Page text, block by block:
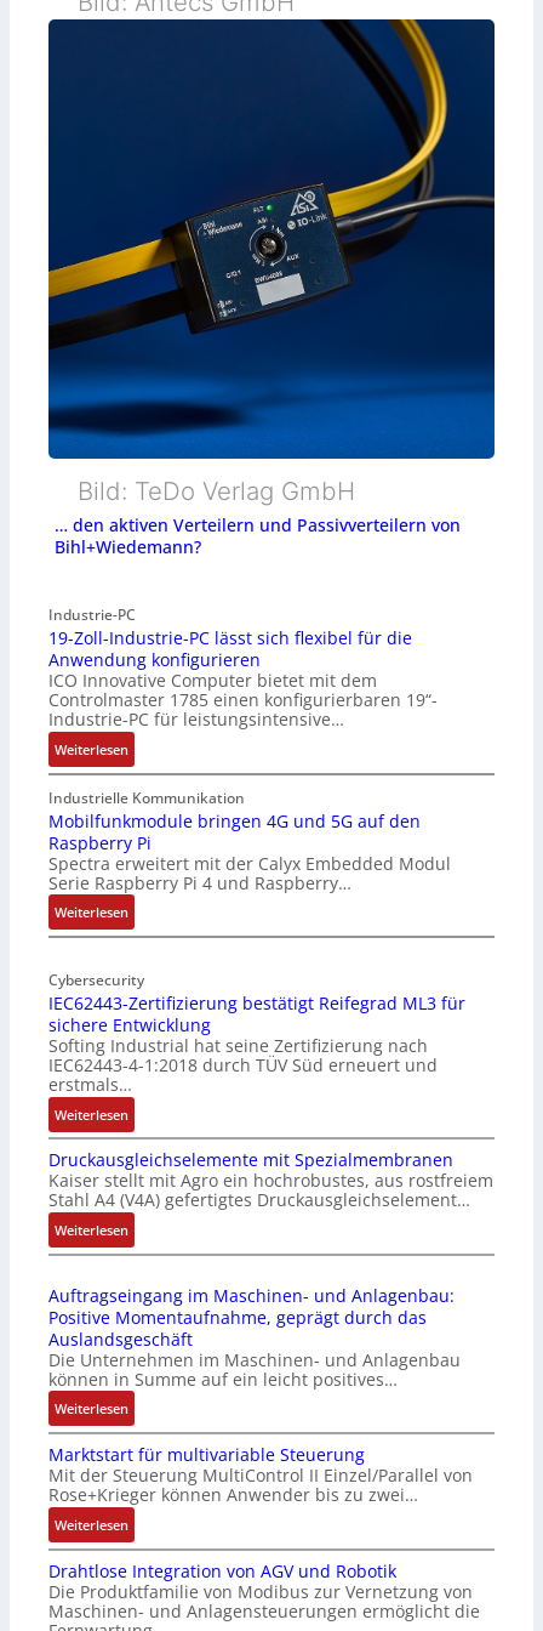
Bild: TeDo Verlag GmbH
… den aktiven Verteilern und Passivverteilern von
Bihl+Wiedemann?
Industrie-PC
19-Zoll-Industrie-PC lässt sich flexibel für die
Anwendung konfigurieren
ICO Innovative Computer bietet mit dem
Controlmaster 1785 einen konfigurierbaren 19“-
Industrie-PC für leistungsintensive…
Weiterlesen:
1
9
-
Z
o
l
l
-
n
d
u
s
t
r
i
e
-
P
C
l
ä
s
t
s
i
c
h
f
l
e
x
i
b
e
l
f
Industrielle Kommunikation
Mobilfunkmodule bringen 4G und 5G auf den
Raspberry Pi
Spectra erweitert mit der Calyx Embedded Modul
Serie Raspberry Pi 4 und Raspberry…
Weiterlesen:
M
b
i
l
f
u
n
k
m
o
d
u
l
e
r
i
n
g
e
n
G
u
n
d
5
G
a
u
Cybersecurity
IEC62443-Zertifizierung bestätigt Reifegrad ML3 für
sichere Entwicklung
Softing Industrial hat seine Zertifizierung nach
IEC62443-4-1:2018 durch TÜV Süd erneuert und
erstmals…
Weiterlesen:
I
E
6
2
4
3
-
Z
e
r
t
i
f
i
z
i
e
u
n
Druckausgleichselemente mit Spezialmembranen
Kaiser stellt mit Agro ein hochrobustes, aus rostfreiem
Stahl A4 (V4A) gefertigtes Druckausgleichselement…
Weiterlesen:
D
u
c
k
a
u
s
g
l
e
i
c
h
e
l
Auftragseingang im Maschinen- und Anlagenbau:
Positive Momentaufnahme, geprägt durch das
Auslandsgeschäft
Die Unternehmen im Maschinen- und Anlagenbau
können in Summe auf ein leicht positives…
Weiterlesen:
A
u
f
t
r
a
g
s
e
Marktstart für multivariable Steuerung
Mit der Steuerung MultiControl II Einzel/Parallel von
Rose+Krieger können Anwender bis zu zwei…
Weiterlesen:
M
a
r
k
Drahtlose Integration von AGV und Robotik
Die Produktfamilie von Modibus zur Vernetzung von
Maschinen- und Anlagensteuerungen ermöglicht die